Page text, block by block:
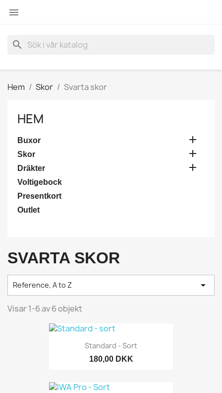

search
Hem Skor Svarta skor
HEM
Buxor 
Skor 
Dräkter 
Voltigebock
Presentkort
Outlet
SVARTA SKOR
Reference, A to Z 
Visar 1-6 av 6 objekt
Standard - Sort
180,00 DKK